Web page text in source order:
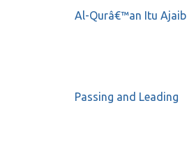
Al-Qurâ€™an Itu Ajaib
Passing and Leading